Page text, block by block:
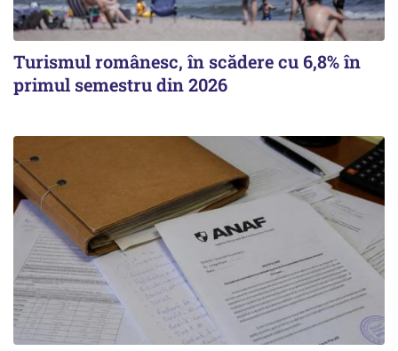
Turismul românesc, în scădere cu 6,8% în
primul semestru din 2026